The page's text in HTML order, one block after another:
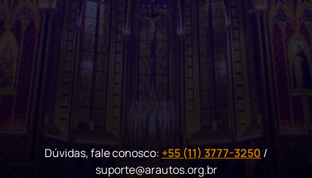
Dúvidas, fale conosco: +55 (11) 3777-3250 /
suporte@arautos.org.br